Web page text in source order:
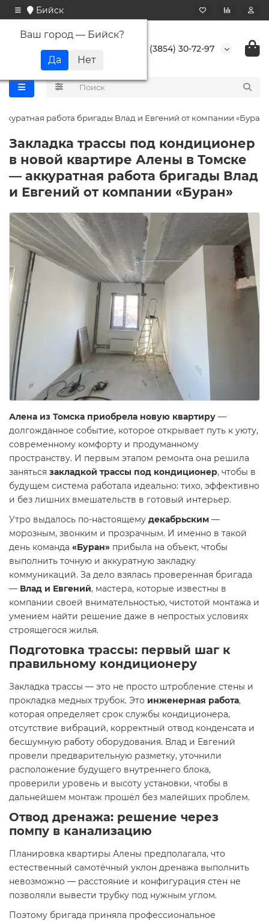
Бийск
Ваш город — Бийск?
+7 (3854) 30-72-97
работа бригады Влад и Евгений от компании «Буран»
Закладка трассы под кондиционер
в новой квартире Алены в Томске
— аккуратная работа бригады Влад
и Евгений от компании «Буран»
Алена из Томска приобрела новую квартиру —
долгожданное событие, которое открывает путь к уюту,
современному комфорту и продуманному
пространству. И первым этапом ремонта она решила
заняться закладкой трассы под кондиционер, чтобы в
будущем система работала идеально: тихо, эффективно
и без лишних вмешательств в готовый интерьер.
Утро выдалось по-настоящему декабрьским —
морозным, звонким и прозрачным. И именно в такой
день команда «Буран» прибыла на объект, чтобы
выполнить точную и аккуратную закладку
коммуникаций. За дело взялась проверенная бригада
— Влад и Евгений, мастера, которые известны в
компании своей внимательностью, чистотой монтажа и
умением найти решение даже в непростых условиях
строящегося жилья.
Подготовка трассы: первый шаг к
правильному кондиционеру
Закладка трассы — это не просто штробление стены и
прокладка медных трубок. Это инженерная работа,
которая определяет срок службы кондиционера,
отсутствие вибраций, корректный отвод конденсата и
бесшумную работу оборудования. Влад и Евгений
провели предварительную разметку, уточнили
расположение будущего внутреннего блока,
проверили уровень и высоту установки, чтобы в
дальнейшем монтаж прошёл без малейших проблем.
Отвод дренажа: решение через
помпу в канализацию
Планировка квартиры Алены предполагала, что
естественный самотёчный уклон дренажа выполнить
невозможно — расстояние и конфигурация стен не
позволяли вывести трубку под нужным углом.
Поэтому бригада приняла профессиональное